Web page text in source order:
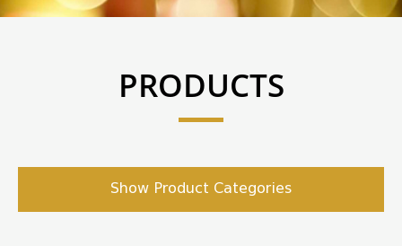
PRODUCTS
Show Product Categories